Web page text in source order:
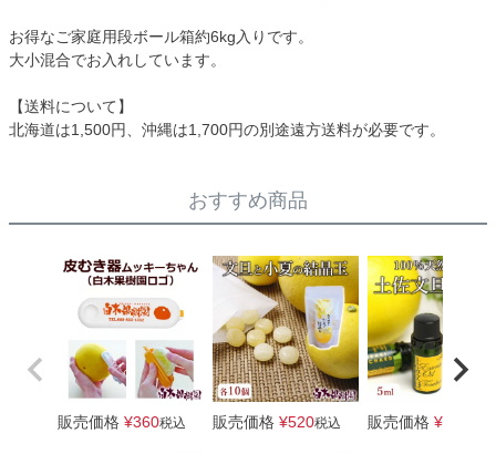
お得なご家庭用段ボール箱約6kg入りです。
大小混合でお入れしています。
【送料について】
北海道は1,500円、沖縄は1,700円の別途遠方送料が必要です。
おすすめ商品
販売価格 ¥360税込 販売価格 ¥520税込 販売価格 ¥